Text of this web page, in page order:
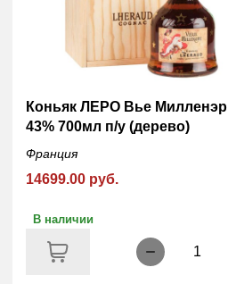
Коньяк ЛЕРО Вье Милленэр
43% 700мл п/у (дерево)
Франция
14699.00 руб.
В наличии
1